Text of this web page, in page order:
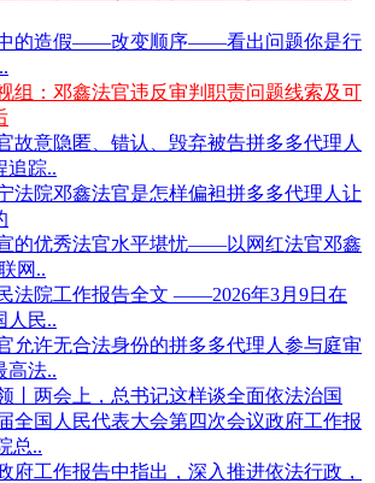
的造假——改变顺序——看出问题你是行
组：邓鑫法官违反审判职责问题线索及可
故意隐匿、错认、毁弃被告拼多多代理人
追踪..
法院邓鑫法官是怎样偏袒拼多多代理人让
宣的优秀法官水平堪忧——以网红法官邓鑫
网..
法院工作报告全文 ——2026年3月9日在
人民..
允许无合法身份的拼多多代理人参与庭审
高法..
丨两会上，总书记这样谈全面依法治国
全国人民代表大会第四次会议政府工作报
总..
府工作报告中指出，深入推进依法行政，